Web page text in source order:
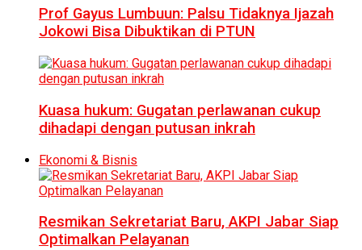
Prof Gayus Lumbuun: Palsu Tidaknya Ijazah
Jokowi Bisa Dibuktikan di PTUN
Kuasa hukum: Gugatan perlawanan cukup
dihadapi dengan putusan inkrah
Ekonomi & Bisnis
Resmikan Sekretariat Baru, AKPI Jabar Siap
Optimalkan Pelayanan